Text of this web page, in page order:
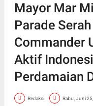
Mayor Mar
Parade
Commander
Aktif
Perdamaian
Redaksi Rabu, Juni